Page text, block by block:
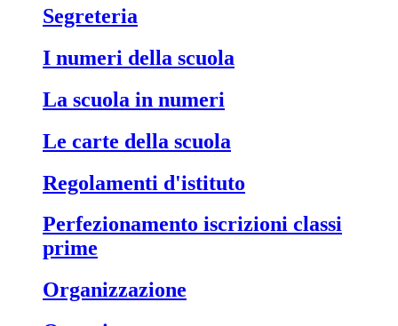
segreteria
i numeri della scuola
la scuola in numeri
le carte della scuola
regolamenti d'istituto
perfezionamento iscrizioni classi
prime
organizzazione